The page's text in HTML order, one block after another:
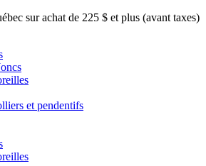
sur achat de 225 $ et plus (avant taxes)
et pendentifs